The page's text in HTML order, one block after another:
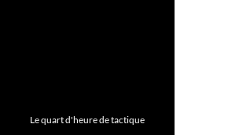
Le quart d'heure de tactique